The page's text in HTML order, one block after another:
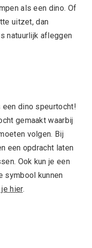
als een dino. Of
uitzet, dan
natuurlijk afleggen
een dino speurtocht!
gemaakt waarbij
volgen. Bij
een opdracht laten
Ook kun je een
symbool kunnen
hier.